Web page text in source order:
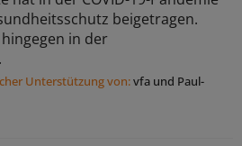
beigetragen.
in der
Unterstützung von:vfa und Paul-